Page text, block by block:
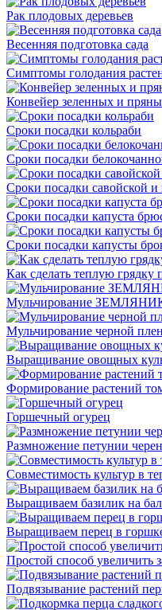
Рак плодовых деревьев
Весенняя подготовка сада
Симптомы голодания
Конвейер зеленных и
Сроки посадки кольраби
Сроки посадки
Сроки посадки савойской
Сроки посадки капуста
Сроки посадки капусты
Как сделать теплую грядку
Мульчирование
Мульчирование черной
Выращивание овощных
Формирование растений
Горшечный огурец
Размножение петунии
Совместимость культур в
Выращиваем базилик на
Выращиваем перец в
Простой способ увеличить
Подвязывание растений